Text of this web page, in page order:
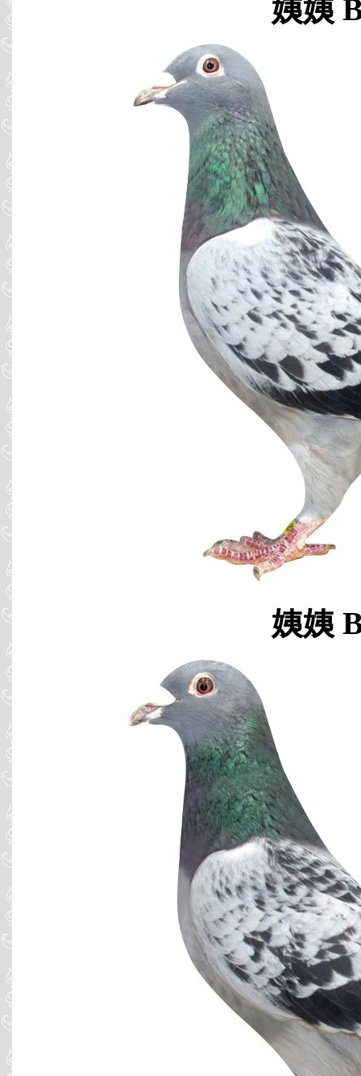
姨姨
姨姨